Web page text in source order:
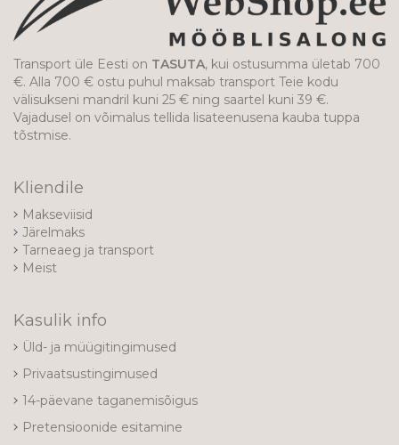
Transport üle Eesti on TASUTA, kui ostusumma ületab 700
€. Alla 700 € ostu puhul maksab transport Teie kodu
välisukseni mandril kuni 25 € ning saartel kuni 39 €.
Vajadusel on võimalus tellida lisateenusena kauba tuppa
tõstmise.
Kliendile
Makseviisid
Järelmaks
Tarneaeg ja transport
Meist
Kasulik info
Üld- ja müügitingimused
Privaatsustingimused
14-päevane taganemisõigus
Pretensioonide esitamine